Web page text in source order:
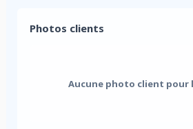
Photos clients
Aucune photo client pour